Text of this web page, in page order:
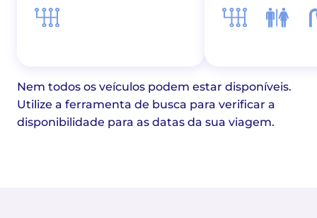
Nem todos os veículos podem estar disponíveis.
Utilize a ferramenta de busca para verificar a
disponibilidade para as datas da sua viagem.